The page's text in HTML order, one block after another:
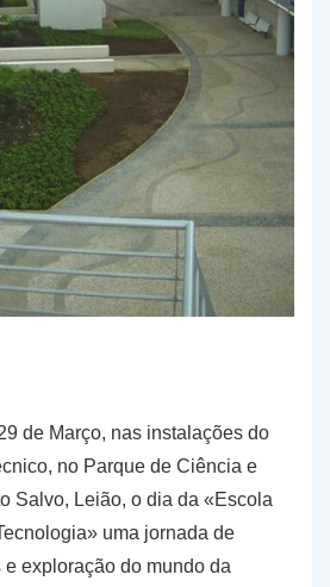
de Março, nas instalações do
no Parque de Ciência e
Salvo, Leião, o dia da «Escola
uma jornada de
exploração do mundo da